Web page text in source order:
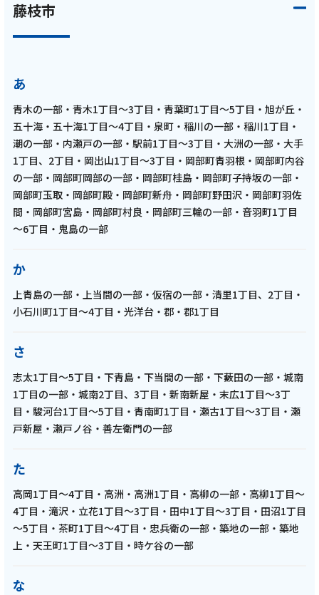
ヒコ師匠が今一番かわいがっている後輩？閑
田隼人選手が登場！！ルクレ選手紹介では野
田選手と橋本選手が登場！「2025年8月放送
記事を読む
2025年7月24日
生の金子翔太選手が登場！ルクレからは石上
選手と打桐選手が登場！「2025年7月放送
回」
記事を読む
テレビ
藤枝MYFC応援番組【一体感MYFC 超³攻撃的
サッカーへの挑戦】 第145話 楠本卓海選手の
魅力を探る！ルクレからは濵田選手と松枝選
藤枝市
あ
青木の一部・青木1丁目～3丁目・青葉町1丁目～5丁目・旭が丘・
五十海・五十海1丁目～4丁目・泉町・稲川の一部・稲川1丁目・
潮の一部・内瀬戸の一部・駅前1丁目～3丁目・大洲の一部・大手
1丁目、2丁目・岡出山1丁目～3丁目・岡部町青羽根・岡部町内谷
の一部・岡部町岡部の一部・岡部町桂島・岡部町子持坂の一部・
岡部町玉取・岡部町殿・岡部町新舟・岡部町野田沢・岡部町羽佐
間・岡部町宮島・岡部町村良・岡部町三輪の一部・音羽町1丁目
～6丁目・鬼島の一部
か
上青島の一部・上当間の一部・仮宿の一部・清里1丁目、2丁目・
小石川町1丁目～4丁目・光洋台・郡・郡1丁目
さ
志太1丁目～5丁目・下青島・下当間の一部・下藪田の一部・城南
1丁目の一部・城南2丁目、3丁目・新南新屋・末広1丁目～3丁
目・駿河台1丁目～5丁目・青南町1丁目・瀬古1丁目～3丁目・瀬
戸新屋・瀬戸ノ谷・善左衛門の一部
た
高岡1丁目～4丁目・高洲・高洲1丁目・高柳の一部・高柳1丁目～
4丁目・滝沢・立花1丁目～3丁目・田中1丁目～3丁目・田沼1丁目
～5丁目・茶町1丁目～4丁目・忠兵衛の一部・築地の一部・築地
上・天王町1丁目～3丁目・時ケ谷の一部
な